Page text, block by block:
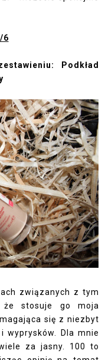
6
Podkład
związanych z tym
że stosuje go moja
się z niezbyt
wyprysków. Dla mnie
za jasny. 100 to